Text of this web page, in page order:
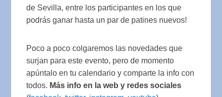
de Sevilla, entre los participantes en los que
podrás ganar hasta un par de patines nuevos!
Poco a poco colgaremos las novedades que
surjan para este evento, pero de momento
apúntalo en tu calendario y comparte la info con
todos. Más info en la web y redes sociales